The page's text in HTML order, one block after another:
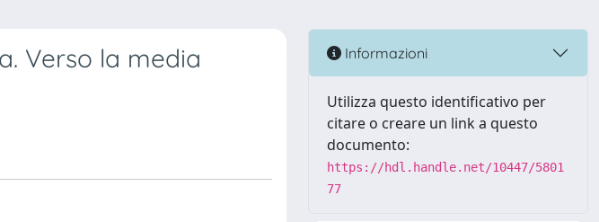
Verso la media
Informazioni
Utilizza questo identificativo per
citare o creare un link a questo
documento:
https://hdl.handle.net/10447/5801
77